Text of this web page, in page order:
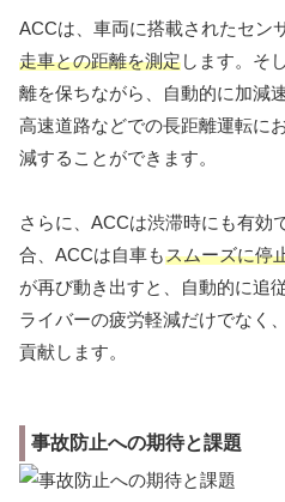
ACCは、車両に搭載されたセン
走車との距離を測定します。そ
離を保ちながら、自動的に加減
高速道路などでの長距離運転に
減することができます。
さらに、ACCは渋滞時にも有効
合、ACCは自車もスムーズに停
が再び動き出すと、自動的に追
ライバーの疲労軽減だけでなく
貢献します。
事故防止への期待と課題